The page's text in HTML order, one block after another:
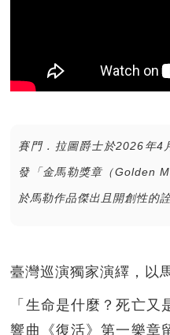
賽門．拉圖爵士於2026年4
發「金馬勒獎章（Golden
於馬勒作品傑出且開創性的詮
臺灣巡演獨家演繹，以
「生命是什麼？死亡
響曲《復活》第一樂章